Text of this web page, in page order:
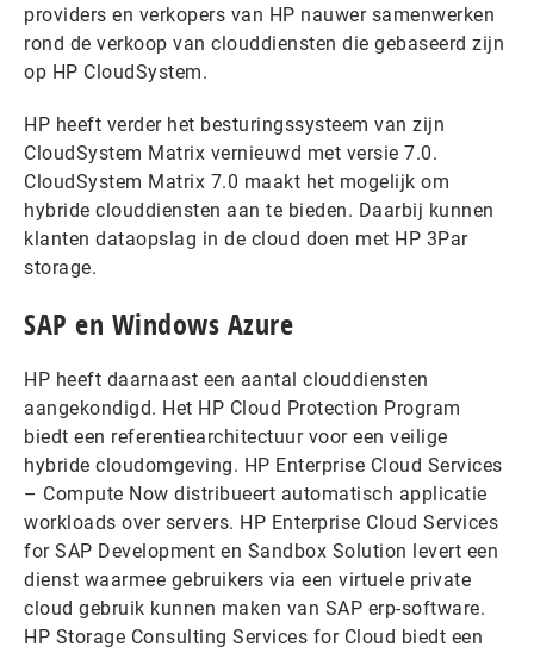
providers en verkopers van HP nauwer samenwerken
rond de verkoop van clouddiensten die gebaseerd zijn
op HP CloudSystem.
HP heeft verder het besturingssysteem van zijn
CloudSystem Matrix vernieuwd met versie 7.0.
CloudSystem Matrix 7.0 maakt het mogelijk om
hybride clouddiensten aan te bieden. Daarbij kunnen
klanten dataopslag in de cloud doen met HP 3Par
storage.
SAP en Windows Azure
HP heeft daarnaast een aantal clouddiensten
aangekondigd. Het HP Cloud Protection Program
biedt een referentiearchitectuur voor een veilige
hybride cloudomgeving. HP Enterprise Cloud Services
– Compute Now distribueert automatisch applicatie
workloads over servers. HP Enterprise Cloud Services
for SAP Development en Sandbox Solution levert een
dienst waarmee gebruikers via een virtuele private
cloud gebruik kunnen maken van SAP erp-software.
HP Storage Consulting Services for Cloud biedt een